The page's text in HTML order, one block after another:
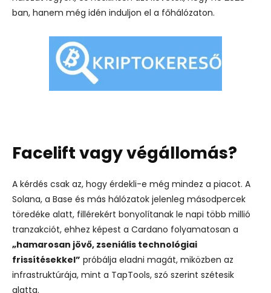
ban, hanem még idén induljon el a főhálózaton.
Facelift vagy végállomás?
A kérdés csak az, hogy érdekli-e még mindez a piacot. A
Solana, a Base és más hálózatok jelenleg másodpercek
töredéke alatt, fillérekért bonyolítanak le napi több millió
tranzakciót, ehhez képest a Cardano folyamatosan a
„hamarosan jövő, zseniális technológiai
frissítésekkel” próbálja eladni magát, miközben az
infrastruktúrája, mint a TapTools, szó szerint szétesik
alatta.